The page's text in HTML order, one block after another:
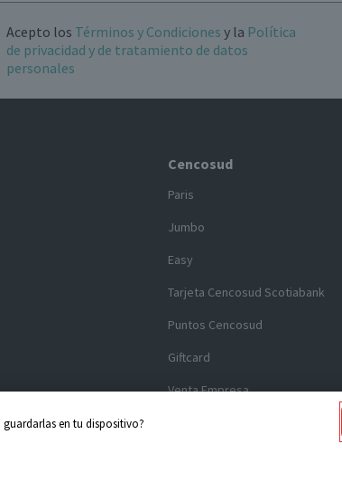
Acepto los Términos y Condiciones y la Política
de privacidad y de tratamiento de datos
personales
Cencosud
Paris
Jumbo
Easy
Tarjeta Cencosud Scotiabank
Puntos Cencosud
Giftcard
Venta Empresa
en tu dispositivo?